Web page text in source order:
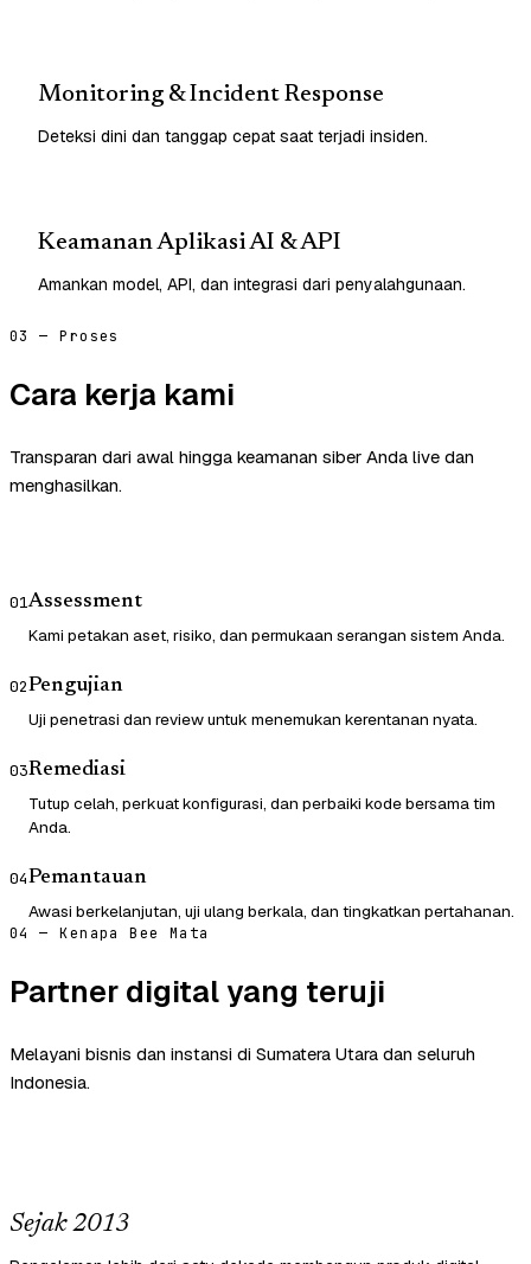
Monitoring & Incident Response
Deteksi dini dan tanggap cepat saat terjadi insiden.
Keamanan Aplikasi AI & API
Amankan model, API, dan integrasi dari penyalahgunaan.
03 — Proses
Cara kerja kami
Transparan dari awal hingga keamanan siber Anda live dan
menghasilkan.
01Assessment
Kami petakan aset, risiko, dan permukaan serangan sistem Anda.
02Pengujian
Uji penetrasi dan review untuk menemukan kerentanan nyata.
03Remediasi
Tutup celah, perkuat konfigurasi, dan perbaiki kode bersama tim
Anda.
04Pemantauan
Awasi berkelanjutan, uji ulang berkala, dan tingkatkan pertahanan.
04 — Kenapa Bee Mata
Partner digital yang teruji
Melayani bisnis dan instansi di Sumatera Utara dan seluruh
Indonesia.
Sejak 2013